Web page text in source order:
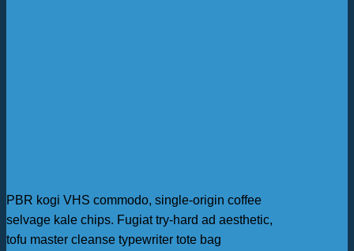
PBR kogi VHS commodo, single-origin coffee
selvage kale chips. Fugiat try-hard ad aesthetic,
tofu master cleanse typewriter tote bag